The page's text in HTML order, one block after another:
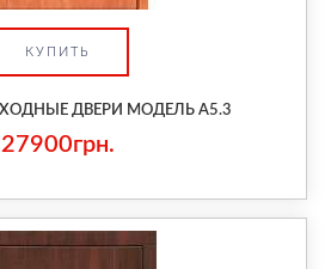
КУПИТЬ
ДВЕРИ МОДЕЛЬ А5.3
27900грн.